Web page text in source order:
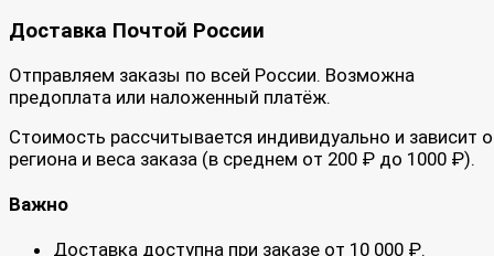
Доставка Почтой России
Отправляем заказы по всей России. Возможна
предоплата или наложенный платёж.
Стоимость рассчитывается индивидуально и зависит
региона и веса заказа (в среднем от 200 ₽ до 1000 ₽).
Важно
Доставка доступна при заказе от 10 000 ₽.